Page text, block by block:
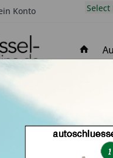
Konto Select
Autohaus Patz